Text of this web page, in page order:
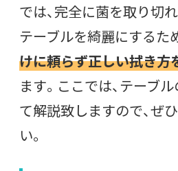
では、完全に菌を取り切れ
テーブルを綺麗にするた
けに頼らず正しい拭き方
ます。ここでは、テーブ
て解説致しますので、ぜ
い。